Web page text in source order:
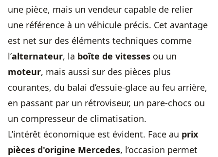
une pièce, mais un vendeur capable de relier
une référence à un véhicule précis. Cet avantage
est net sur des éléments techniques comme
l’alternateur, la boîte de vitesses ou un
moteur, mais aussi sur des pièces plus
courantes, du balai d’essuie-glace au feu arrière,
en passant par un rétroviseur, un pare-chocs ou
un compresseur de climatisation.
L’intérêt économique est évident. Face au prix
pièces d'origine Mercedes, l’occasion permet